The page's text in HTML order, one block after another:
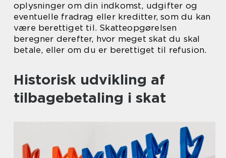
oplysninger om din indkomst, udgifter og
eventuelle fradrag eller kreditter, som du kan
være berettiget til. Skatteopgørelsen
beregner derefter, hvor meget skat du skal
betale, eller om du er berettiget til refusion.
Historisk udvikling af
tilbagebetaling i skat